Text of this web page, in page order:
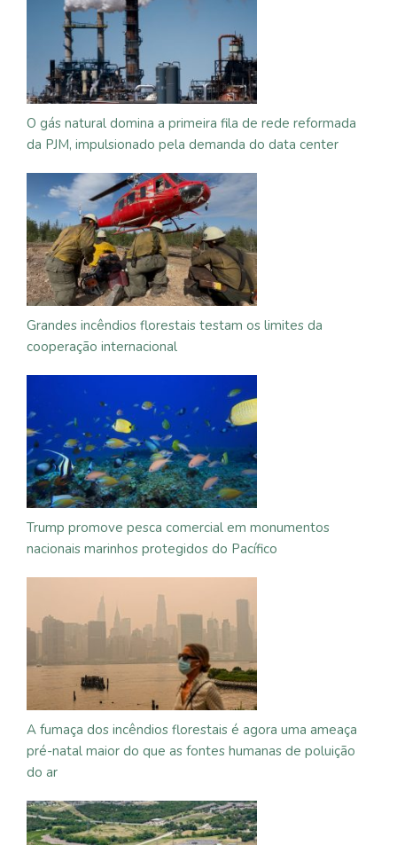
O gás natural domina a primeira fila de rede reformada
da PJM, impulsionado pela demanda do data center
Grandes incêndios florestais testam os limites da
cooperação internacional
Trump promove pesca comercial em monumentos
nacionais marinhos protegidos do Pacífico
A fumaça dos incêndios florestais é agora uma ameaça
pré-natal maior do que as fontes humanas de poluição
do ar